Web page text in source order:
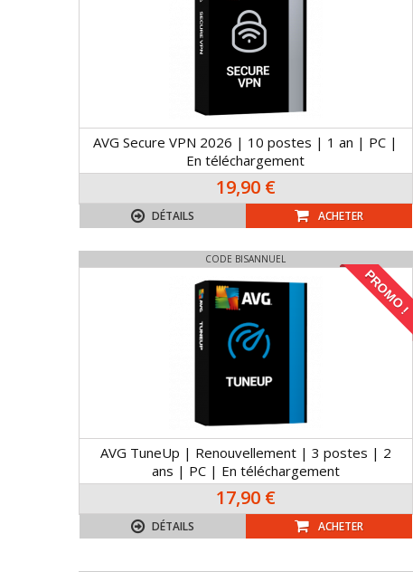
AVG Secure VPN 2026 | 10 postes | 1 an | PC |
En téléchargement
19,90 €
DÉTAILS ACHETER
CODE BISANNUEL
PROMO !
AVG TuneUp | Renouvellement | 3 postes | 2
ans | PC | En téléchargement
17,90 €
DÉTAILS ACHETER